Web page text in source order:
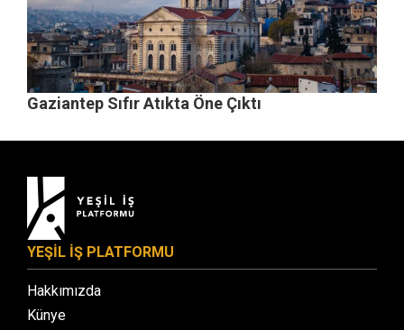
Gaziantep Sıfır Atıkta Öne Çıktı
YEŞİL İŞ PLATFORMU
Hakkımızda
Künye